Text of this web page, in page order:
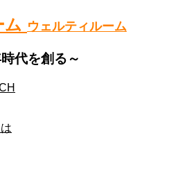
ウェルティルーム
代を創る～